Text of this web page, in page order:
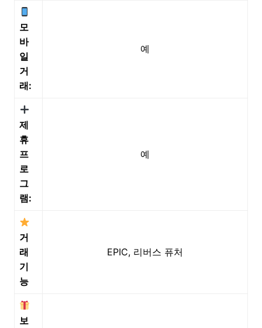
모
바
일
거
래:
예
제
휴
프
로
그
램:
예
거
래
기
능
EPIC, 리버스 퓨처
보